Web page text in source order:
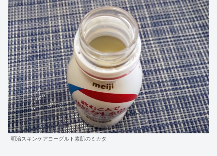
明治スキンケアヨーグルト素肌のミカタ